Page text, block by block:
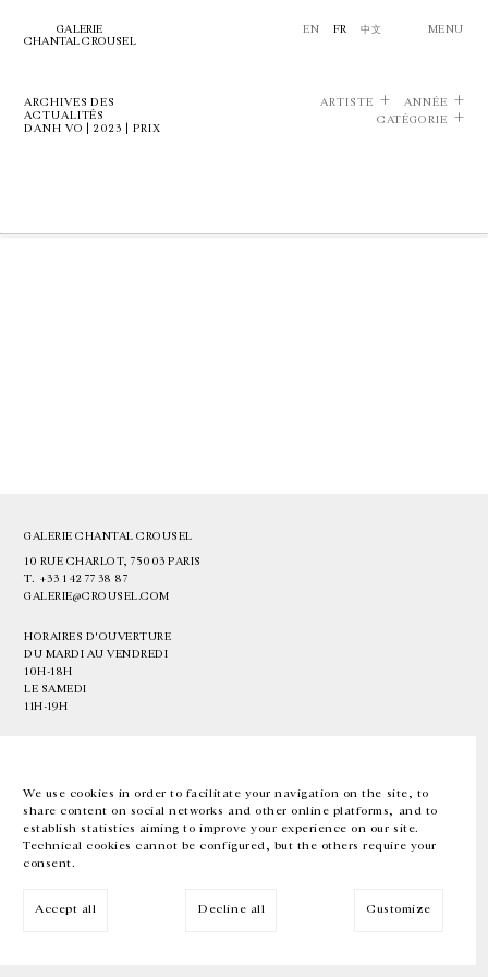
We use cookies in order to facilitate your navigation on the site, to
share content on social networks and other online platforms, and to
establish statistics aiming to improve your experience on our site.
Technical cookies cannot be configured, but the others require your
consent.
Accept all Decline all Customize
GALERIE
CHANTAL CROUSEL
EN FR 中文 MENU
ARCHIVES DES
ACTUALITÉS
DANH VO | 2023 | PRIX
ARTISTE
ANNÉE
CATÉGORIE
GALERIE CHANTAL CROUSEL
10 RUE CHARLOT, 75003 PARIS
T. +33 1 42 77 38 87
GALERIE@CROUSEL.COM
HORAIRES D'OUVERTURE
DU MARDI AU VENDREDI
10H-18H
LE SAMEDI
11H-19H
EN FR 中文 Facebook Instagram
Inscrivez-vous à notre newsletter